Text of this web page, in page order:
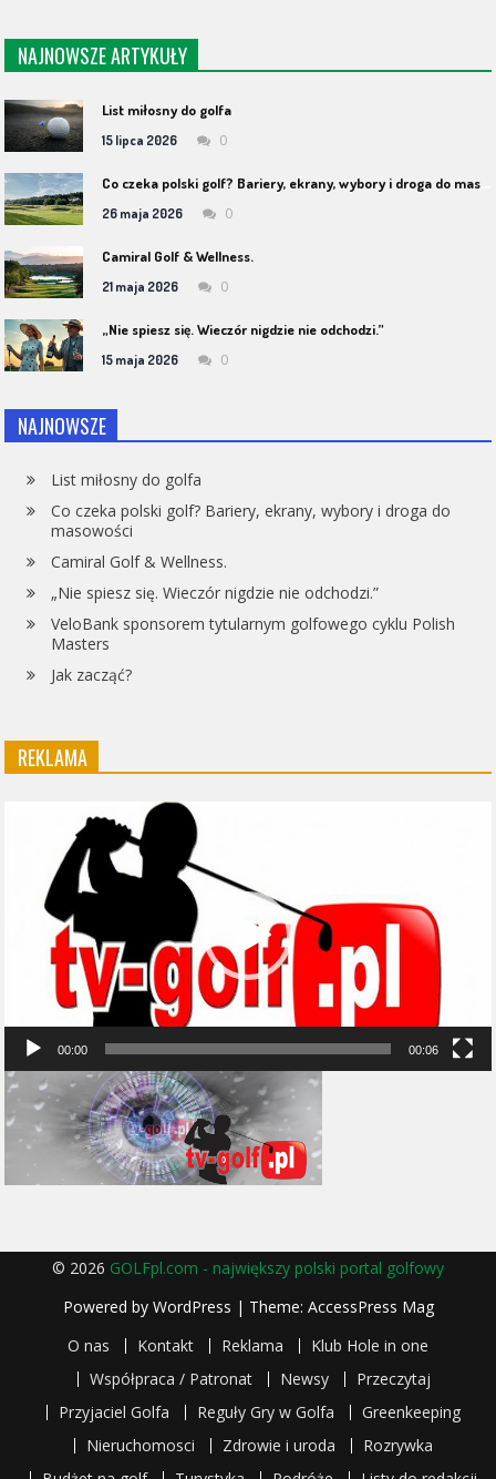
NAJNOWSZE ARTYKUŁY
List miłosny do golfa
15 lipca 2026 0
26 maja 2026 0
Camiral Golf & Wellness.
21 maja 2026 0
„Nie spiesz się. Wieczór nigdzie nie odchodzi.”
15 maja 2026 0
NAJNOWSZE
List miłosny do golfa
Co czeka polski golf? Bariery, ekrany, wybory i droga do
masowości
Camiral Golf & Wellness.
„Nie spiesz się. Wieczór nigdzie nie odchodzi.”
VeloBank sponsorem tytularnym golfowego cyklu Polish
Masters
Jak zacząć?
REKLAMA
Odtwarzacz
00:00 00:06
© 2026 GOLFpl.com - największy polski portal golfowy
Powered by WordPress | Theme: AccessPress Mag
O nas
Kontakt Reklama
Klub Hole in one
Współpraca / Patronat
Newsy
Przeczytaj
Przyjaciel Golfa
Reguły Gry w Golfa
Greenkeeping
Nieruchomosci
Zdrowie i uroda
Rozrywka